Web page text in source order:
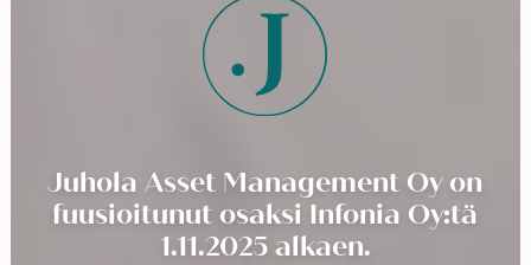
Juhola Asset Management Oy on
fuusioitunut osaksi Infonia Oy:tä
1.11.2025 alkaen.